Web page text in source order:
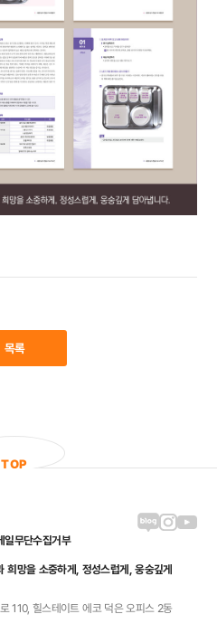
목록
TOP
블로그 링크
인스타그
유튜브
일무단수집거부
희망을 소중하게, 정성스럽게, 웅숭깊게
110, 힐스테이트 에코 덕은 오피스 2동